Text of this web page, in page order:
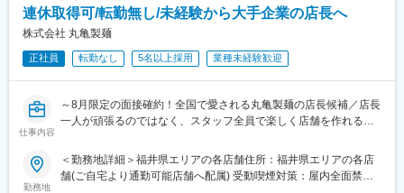
長期目標を掲げております。目標達成のため、更なる機能改善や
新規事業（サービス・プロダクト）の立ち上げなど様々な挑戦を
と一緒に働きませんか。
【開発言語】
PHP、JavaScript、TypeScript
【フレームワーク】
Laravel、CakePHP、Vue.js、React、jQuery
【CI／CD環境】
GitLab CI
AWS（EC2、ECS、Aurora、S3、DynamoDB、ElastiCache、
Lambda、SQS、SNS、StepFunction、Elastic BeanStalk等）
連休取得可/転勤無し/未経験から大手企業の店長へ
株式会社 丸亀製麺
正社員 転勤なし 5名以上採用 業種未経験歓迎
仕事内容
～8月限定の面接確約！全国で愛される丸亀製麺の店長候補／店長
一人が頑張るのではなく、スタッフ全員で楽しく店舗を作れる会
実／研修体制◎／店舗責任者以外のキャリア選択も豊富！～
★求人のおすすめポイント★
勤務地
＜勤務地詳細＞福井県エリアの各店舗住所：福井県エリアの各店
舗(ご自宅より通勤可能店舗へ配属) 受動喫煙対策：屋内全面禁煙